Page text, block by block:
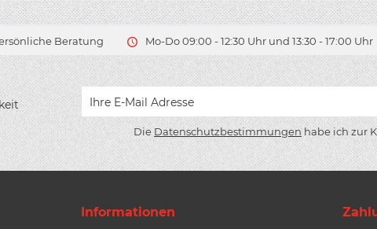
Beratung Mo-Do 09:00 - 12:30 Uhr und 13:30 - 17:00 Uhr
DieDatenschutzbestimmungen habe ich zur
Informationen